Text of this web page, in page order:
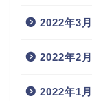
2022年3月
2022年2月
2022年1月